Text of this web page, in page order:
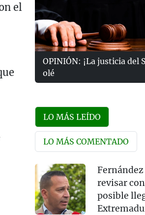
el
OPINIÓN: ¡La justicia del
olé
LO MÁS LEÍDO
LO MÁS COMENTADO
revisar
posible